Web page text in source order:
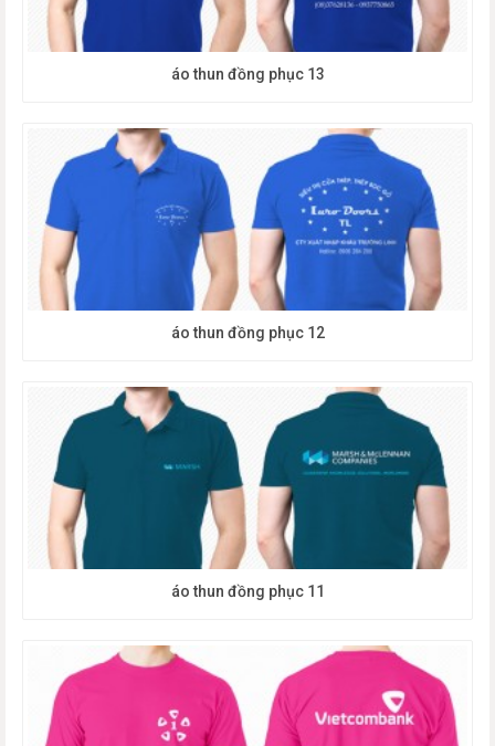
áo thun đồng phục 13
áo thun đồng phục 12
áo thun đồng phục 11